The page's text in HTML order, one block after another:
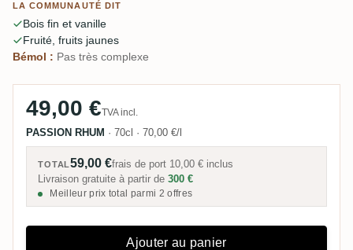
doucement sucré sans être lourd. Une étape confortable
pour ceux qui veulent aller au-delà des rhums de style
espagnol.
LA COMMUNAUTÉ DIT
Bois fin et vanille
Fruité, fruits jaunes
Bémol : Pas très complexe
49,00 €TVA incl.
PASSION RHUM · 70cl · 70,00 €/l
TOTAL59,00 €frais de port 10,00 € inclus
Livraison gratuite à partir de 300 €
Meilleur prix total parmi 2 offres
Ajouter au panier